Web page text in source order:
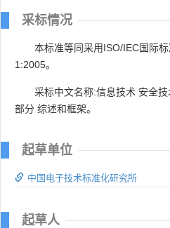
采标情况
本标准等同采用ISO/IEC国际
1:2005。
采标中文名称:信息技术 安全
部分 综述和框架。
起草单位
中国电子技术标准化研究所
起草人